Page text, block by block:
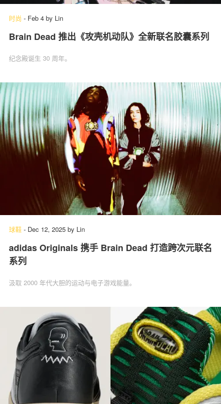
时尚 - Feb 4 by Lin
Brain Dead 推出《攻壳机动队》全新联名胶囊系列
纪念殿诞生 30 周年。
球鞋 - Dec 12, 2025 by Lin
adidas Originals 携手 Brain Dead 打造跨次元联名
系列
汲取 2000 年代大胆的运动与电子游戏能量。